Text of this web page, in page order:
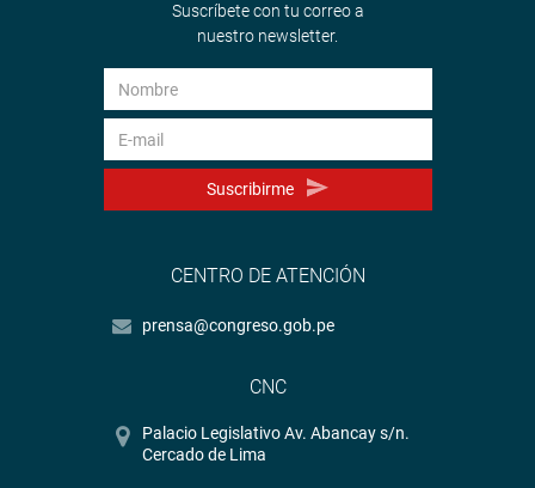
Suscríbete con tu correo a
nuestro newsletter.
Suscribirme
CENTRO DE ATENCIÓN
prensa@congreso.gob.pe
CNC
Palacio Legislativo Av. Abancay s/n.
Cercado de Lima